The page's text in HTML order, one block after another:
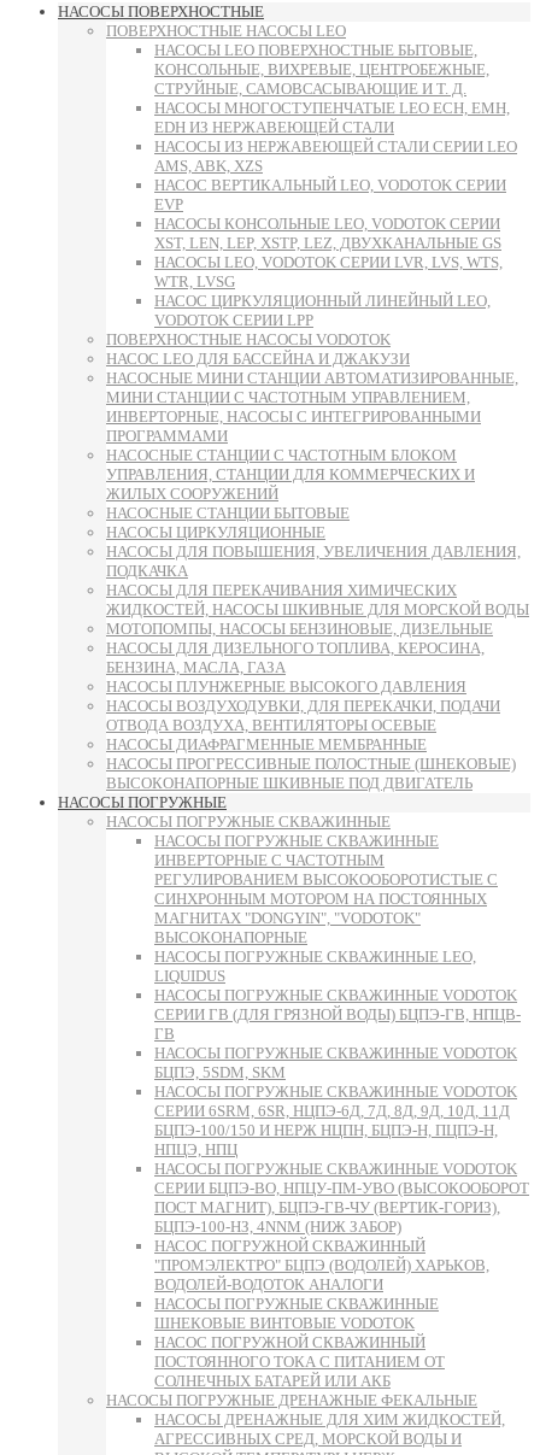
НАСОСЫ ПОВЕРХНОСТНЫЕ
ПОВЕРХНОСТНЫЕ НАСОСЫ LEO
НАСОСЫ LEO ПОВЕРХНОСТНЫЕ БЫТОВЫЕ,
КОНСОЛЬНЫЕ, ВИХРЕВЫЕ, ЦЕНТРОБЕЖНЫЕ,
СТРУЙНЫЕ, САМОВСАСЫВАЮЩИЕ И Т. Д.
НАСОСЫ МНОГОСТУПЕНЧАТЫЕ LEO ECH, EMH,
EDH ИЗ НЕРЖАВЕЮЩЕЙ СТАЛИ
НАСОСЫ ИЗ НЕРЖАВЕЮЩЕЙ СТАЛИ СЕРИИ LEO
AMS, ABK, XZS
НАСОС ВЕРТИКАЛЬНЫЙ LEO, VODOTOK СЕРИИ
EVP
НАСОСЫ КОНСОЛЬНЫЕ LEO, VODOTOK СЕРИИ
XST, LEN, LEP, XSTP, LEZ, ДВУХКАНАЛЬНЫЕ GS
НАСОСЫ LEO, VODOTOK СЕРИИ LVR, LVS, WTS,
WTR, LVSG
НАСОС ЦИРКУЛЯЦИОННЫЙ ЛИНЕЙНЫЙ LEO,
VODOTOK СЕРИИ LPP
ПОВЕРХНОСТНЫЕ НАСОСЫ VODOTOK
НАСОС LEO ДЛЯ БАССЕЙНА И ДЖАКУЗИ
НАСОСНЫЕ МИНИ СТАНЦИИ АВТОМАТИЗИРОВАННЫЕ,
МИНИ СТАНЦИИ С ЧАСТОТНЫМ УПРАВЛЕНИЕМ,
ИНВЕРТОРНЫЕ, НАСОСЫ С ИНТЕГРИРОВАННЫМИ
ПРОГРАММАМИ
НАСОСНЫЕ СТАНЦИИ С ЧАСТОТНЫМ БЛОКОМ
УПРАВЛЕНИЯ, СТАНЦИИ ДЛЯ КОММЕРЧЕСКИХ И
ЖИЛЫХ СООРУЖЕНИЙ
НАСОСНЫЕ СТАНЦИИ БЫТОВЫЕ
НАСОСЫ ЦИРКУЛЯЦИОННЫЕ
НАСОСЫ ДЛЯ ПОВЫШЕНИЯ, УВЕЛИЧЕНИЯ ДАВЛЕНИЯ,
ПОДКАЧКА
НАСОСЫ ДЛЯ ПЕРЕКАЧИВАНИЯ ХИМИЧЕСКИХ
ЖИДКОСТЕЙ, НАСОСЫ ШКИВНЫЕ ДЛЯ МОРСКОЙ ВОДЫ
МОТОПОМПЫ, НАСОСЫ БЕНЗИНОВЫЕ, ДИЗЕЛЬНЫЕ
НАСОСЫ ДЛЯ ДИЗЕЛЬНОГО ТОПЛИВА, КЕРОСИНА,
БЕНЗИНА, МАСЛА, ГАЗА
НАСОСЫ ПЛУНЖЕРНЫЕ ВЫСОКОГО ДАВЛЕНИЯ
НАСОСЫ ВОЗДУХОДУВКИ, ДЛЯ ПЕРЕКАЧКИ, ПОДАЧИ
ОТВОДА ВОЗДУХА, ВЕНТИЛЯТОРЫ ОСЕВЫЕ
НАСОСЫ ДИАФРАГМЕННЫЕ МЕМБРАННЫЕ
НАСОСЫ ПРОГРЕССИВНЫЕ ПОЛОСТНЫЕ (ШНЕКОВЫЕ)
ВЫСОКОНАПОРНЫЕ ШКИВНЫЕ ПОД ДВИГАТЕЛЬ
НАСОСЫ ПОГРУЖНЫЕ
НАСОСЫ ПОГРУЖНЫЕ СКВАЖИННЫЕ
НАСОСЫ ПОГРУЖНЫЕ СКВАЖИННЫЕ
ИНВЕРТОРНЫЕ С ЧАСТОТНЫМ
РЕГУЛИРОВАНИЕМ ВЫСОКООБОРОТИСТЫЕ С
СИНХРОННЫМ МОТОРОМ НА ПОСТОЯННЫХ
МАГНИТАХ "DONGYIN", "VODOTOK"
ВЫСОКОНАПОРНЫЕ
НАСОСЫ ПОГРУЖНЫЕ СКВАЖИННЫЕ LEO,
LIQUIDUS
НАСОСЫ ПОГРУЖНЫЕ СКВАЖИННЫЕ VODOTOK
СЕРИИ ГВ (ДЛЯ ГРЯЗНОЙ ВОДЫ) БЦПЭ-ГВ, НПЦВ-
ГВ
НАСОСЫ ПОГРУЖНЫЕ СКВАЖИННЫЕ VODOTOK
БЦПЭ, 5SDM, SKM
НАСОСЫ ПОГРУЖНЫЕ СКВАЖИННЫЕ VODOTOK
СЕРИИ 6SRM, 6SR, НЦПЭ-6Д, 7Д, 8Д, 9Д, 10Д, 11Д
БЦПЭ-100/150 И НЕРЖ НЦПН, БЦПЭ-Н, ПЦПЭ-Н,
НПЦЭ, НПЦ
НАСОСЫ ПОГРУЖНЫЕ СКВАЖИННЫЕ VODOTOK
СЕРИИ БЦПЭ-ВО, НПЦУ-ПМ-УВО (ВЫСОКООБОРОТ
ПОСТ МАГНИТ), БЦПЭ-ГВ-ЧУ (ВЕРТИК-ГОРИЗ),
БЦПЭ-100-НЗ, 4NNM (НИЖ ЗАБОР)
НАСОС ПОГРУЖНОЙ СКВАЖИННЫЙ
"ПРОМЭЛЕКТРО" БЦПЭ (ВОДОЛЕЙ) ХАРЬКОВ,
ВОДОЛЕЙ-ВОДОТОК АНАЛОГИ
НАСОСЫ ПОГРУЖНЫЕ СКВАЖИННЫЕ
ШНЕКОВЫЕ ВИНТОВЫЕ VODOTOK
НАСОС ПОГРУЖНОЙ СКВАЖИННЫЙ
ПОСТОЯННОГО ТОКА С ПИТАНИЕМ ОТ
СОЛНЕЧНЫХ БАТАРЕЙ ИЛИ АКБ
НАСОСЫ ПОГРУЖНЫЕ ДРЕНАЖНЫЕ ФЕКАЛЬНЫЕ
НАСОСЫ ДРЕНАЖНЫЕ ДЛЯ ХИМ ЖИДКОСТЕЙ,
АГРЕССИВНЫХ СРЕД, МОРСКОЙ ВОДЫ И